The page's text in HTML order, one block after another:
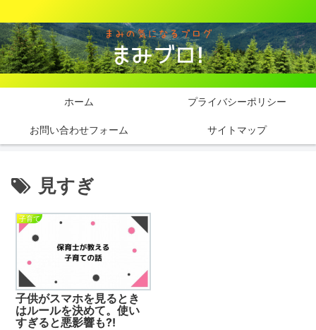
ホーム プライバシーポリシー
お問い合わせフォーム サイトマップ
見すぎ
子育て
子供がスマホを見るとき
はルールを決めて。使い
すぎると悪影響も?!